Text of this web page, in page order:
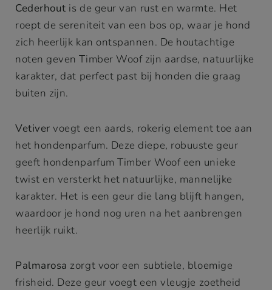
Cederhout is de geur van rust en warmte. Het
roept de sereniteit van een bos op, waar je hond
zich heerlijk kan ontspannen. De houtachtige
noten geven Timber Woof zijn aardse, natuurlijke
karakter, dat perfect past bij honden die graag
buiten zijn.
Vetiver voegt een aards, rokerig element toe aan
het hondenparfum. Deze diepe, robuuste geur
geeft hondenparfum Timber Woof een unieke
twist en versterkt het natuurlijke, mannelijke
karakter. Het is een geur die lang blijft hangen,
waardoor je hond nog uren na het aanbrengen
heerlijk ruikt.
Palmarosa zorgt voor een subtiele, bloemige
frisheid. Deze geur voegt een vleugje zoetheid